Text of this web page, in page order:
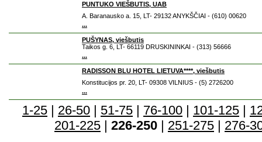
PUNTUKO VIEŠBUTIS, UAB
A. Baranausko a. 15, LT- 29132 ANYKŠČIAI - (610) 00620
...
PUŠYNAS, viešbutis
Taikos g. 6, LT- 66119 DRUSKININKAI - (313) 56666
...
RADISSON BLU HOTEL LIETUVA****, viešbutis
Konstitucijos pr. 20, LT- 09308 VILNIUS - (5) 2726200
...
1-25 | 26-50 | 51-75 | 76-100 | 101-125 |
201-225 | 226-250 | 251-275 | 276-